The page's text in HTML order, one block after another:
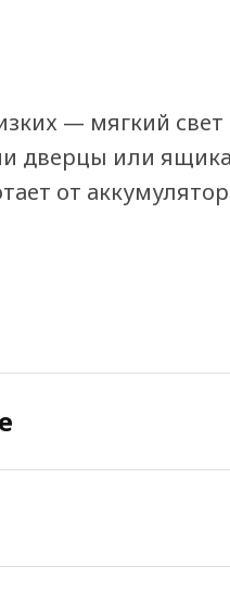
— мягкий свет
дверцы или
от